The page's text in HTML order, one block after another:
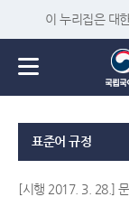
이 누리집은 대
표준어 규정
[시행 2017. 3. 28.]